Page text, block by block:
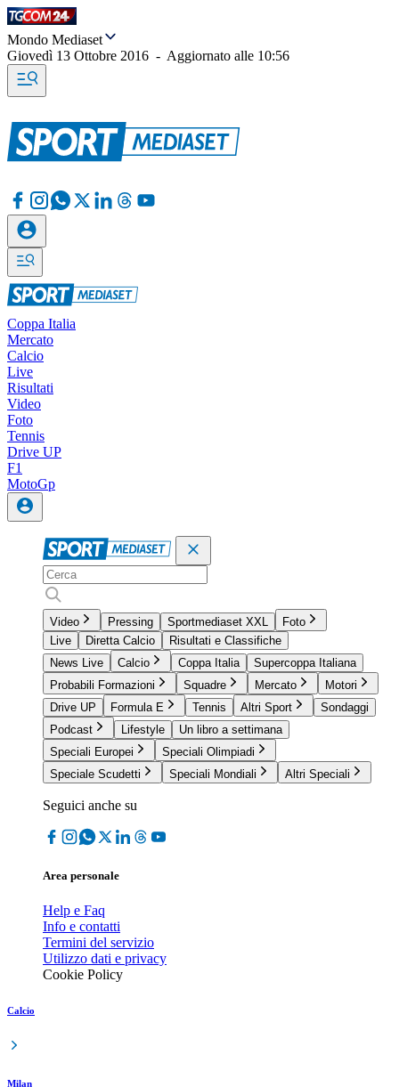
Mondo Mediaset
Giovedì 13 Ottobre 2016 - Aggiornato alle 10:56
Coppa Italia
Mercato
Calcio
Live
Risultati
Video
Foto
Tennis
Drive UP
F1
MotoGp
Video Pressing Sportmediaset XXL
Foto
Live
Diretta Calcio
Risultati e Classifiche
News Live
Calcio Coppa Italia
Supercoppa Italiana
Probabili Formazioni
Squadre Mercato
Motori
Drive UP
Formula E Tennis Altri Sport
Sondaggi
Podcast
Lifestyle
Un libro a settimana
Speciali Europei
Speciali Olimpiadi
Speciale Scudetti
Speciali Mondiali Altri Speciali
Seguici anche su
Area personale
Help e Faq
Info e contatti
Termini del servizio
Utilizzo dati e privacy
Cookie Policy
Calcio
Milan